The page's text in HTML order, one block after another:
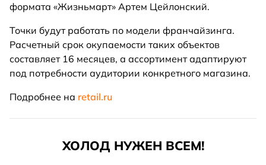
формата «Жизньмарт» Артем Цейлонский.
Точки будут работать по модели франчайзинга.
Расчетный срок окупаемости таких объектов
составляет 16 месяцев, а ассортимент адаптируют
под потребности аудитории конкретного магазина.
Подробнее на retail.ru
ХОЛОД НУЖЕН ВСЕМ!